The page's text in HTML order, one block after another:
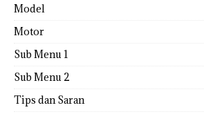
Model
Motor
Sub Menu 1
Sub Menu 2
Tips dan Saran